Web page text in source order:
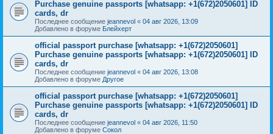
Purchase genuine passports [whatsapp: +1(672)2050601] ID
cards, dr
Последнее сообщение jeannevol « 04 авг 2026, 13:09
Добавлено в форуме Блейхерт
official passport purchase [whatsapp: +1(672)2050601]
Purchase genuine passports [whatsapp: +1(672)2050601] ID
cards, dr
Последнее сообщение jeannevol « 04 авг 2026, 13:08
Добавлено в форуме Другое
official passport purchase [whatsapp: +1(672)2050601]
Purchase genuine passports [whatsapp: +1(672)2050601] ID
cards, dr
Последнее сообщение jeannevol « 04 авг 2026, 11:50
Добавлено в форуме Сокол